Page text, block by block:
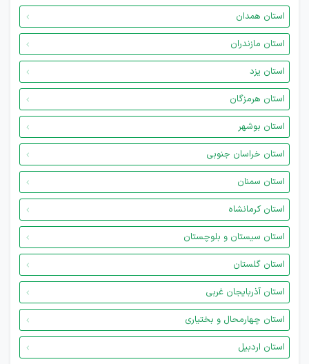
استان همدان
استان مازندران
استان یزد
استان هرمزگان
استان بوشهر
استان خراسان جنوبی
استان سمنان
استان کرمانشاه
استان سیستان و بلوچستان
استان گلستان
استان آذربایجان غربی
استان چهارمحال و بختیاری
استان اردبیل